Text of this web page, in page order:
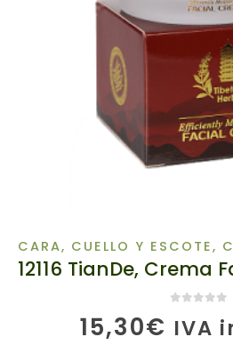
CARA, CUELLO Y ESCOTE,
15,30€ IVA